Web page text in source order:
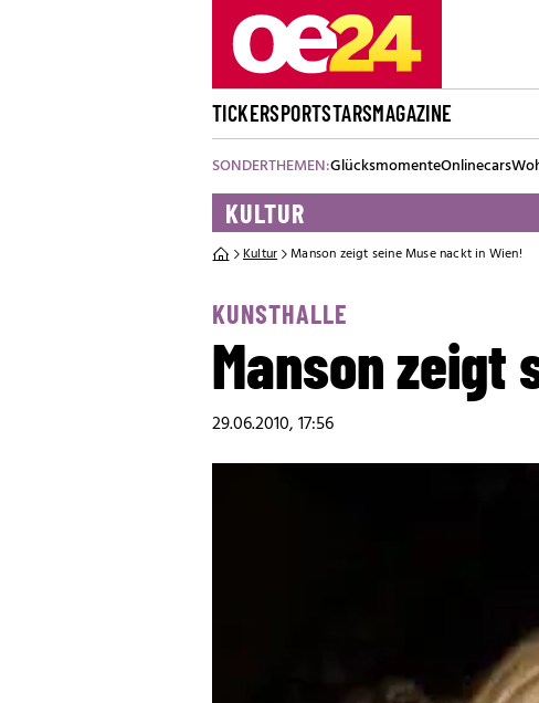
TICKERSPORTSTARSMAGAZINE
SONDERTHEMEN:GlücksmomenteOnlinecars
KULTUR
Kultur Manson zeigt seine Muse nackt in Wien!
KUNSTHALLE
Manson zeigt
29.06.2010, 17:56